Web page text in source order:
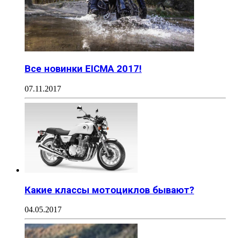
Все новинки EICMA 2017!
07.11.2017
Какие классы мотоциклов бывают?
04.05.2017